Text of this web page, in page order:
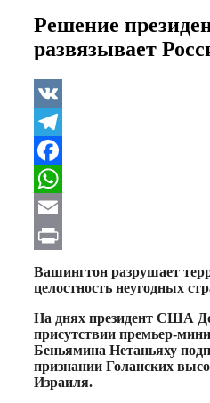
Решение
развязывает
VK
Telegram
Facebook
WhatsApp
Email
Print
Вашингтон разрушает
целостность неугодных
На днях президент США
присутствии премьер-
Беньямина Нетаньяху
признании Голанских
Израиля.